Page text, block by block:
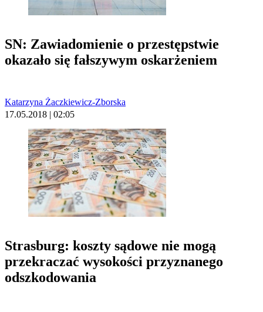
SN: Zawiadomienie o przestępstwie
okazało się fałszywym oskarżeniem
Katarzyna Żaczkiewicz-Zborska
17.05.2018 | 02:05
Strasburg: koszty sądowe nie mogą
przekraczać wysokości przyznanego
odszkodowania